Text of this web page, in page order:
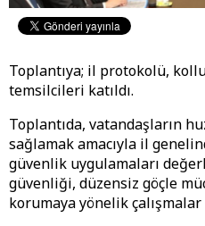
Toplantıya; il protokolü,
temsilcileri katıldı.
Toplantıda, vatandaşların
sağlamak amacıyla il
güvenlik uygulamaları
güvenliği, düzensiz göçle
korumaya yönelik çalışmalar